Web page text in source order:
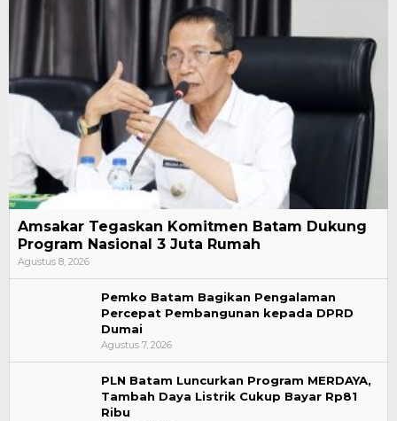
Amsakar Tegaskan Komitmen Batam Dukung
Program Nasional 3 Juta Rumah
Agustus 8, 2026
Pemko Batam Bagikan Pengalaman
Percepat Pembangunan kepada DPRD
Dumai
Agustus 7, 2026
PLN Batam Luncurkan Program MERDAYA,
Tambah Daya Listrik Cukup Bayar Rp81
Ribu